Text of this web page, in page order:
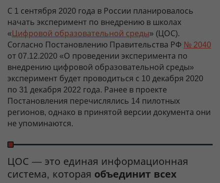
С 1 сентября 2020 года в России планировалось
начать эксперимент по внедрению в школах
« Цифровой образовательной среды» (ЦОС).
Согласно Постановлению Правительства РФ № 2040
от 07.12.2020 «О проведении эксперимента по
внедрению цифровой образовательной среды»
эксперимент будет проводиться с 10 декабря 2020
по 31 декабря 2022 года. Ранее в проекте
Постановления перечислялись 14 пилотных
регионов, однако в принятой версии документа они
не упоминаются.
ЦОС — это единая информационная
система, которая объединит всех